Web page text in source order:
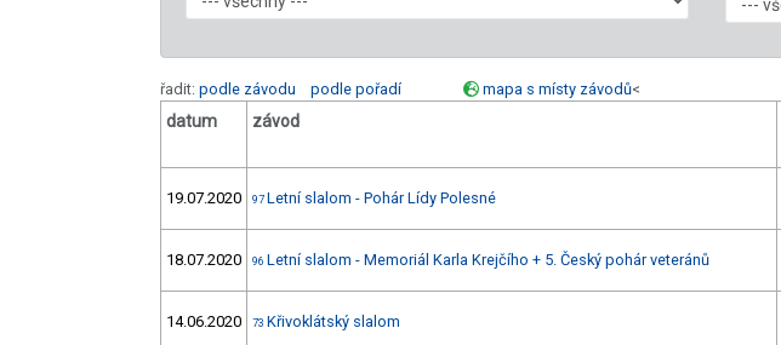
řadit: podle závodu podle pořadí mapa s místy závodů<
datum závod
19.07.2020 97 Letní slalom - Pohár Lídy Polesné
18.07.2020 96 Letní slalom - Memoriál Karla Krejčího + 5. Český pohár veteránů
14.06.2020 73 Křivoklátský slalom